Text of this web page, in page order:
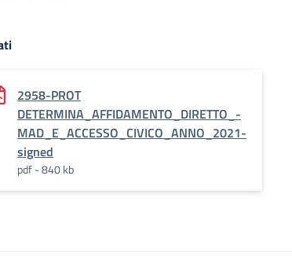
2958-PROT
DETERMINA_AFFIDAMENTO_DIRETTO_-
MAD_E_ACCESSO_CIVICO_ANNO_2021-
signed
pdf - 840 kb